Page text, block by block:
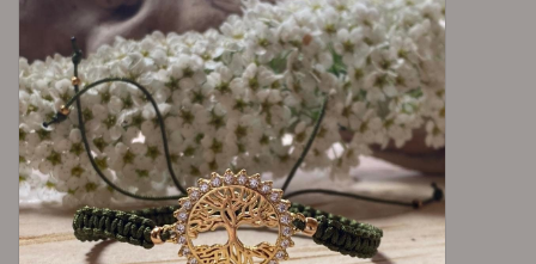
Blütenkranzkollektion
I ❤️ bayerischer Wald Armband
Lieblingsmensch Kollektion
Ohrringe & Ohrstecker